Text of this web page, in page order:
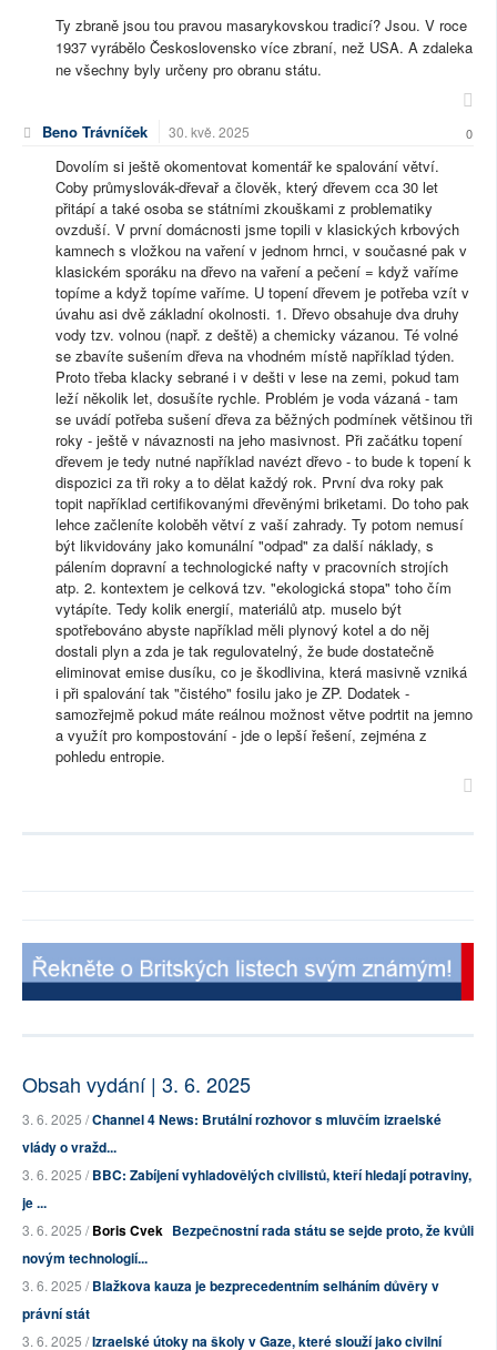
Ty zbraně jsou tou pravou masarykovskou tradicí? Jsou. V roce
1937 vyrábělo Československo více zbraní, než USA. A zdaleka
ne všechny byly určeny pro obranu státu.
Beno Trávníček 30. kvě. 2025 0
Dovolím si ještě okomentovat komentář ke spalování větví.
Coby průmyslovák-dřevař a člověk, který dřevem cca 30 let
přitápí a také osoba se státními zkouškami z problematiky
ovzduší. V první domácnosti jsme topili v klasických krbových
kamnech s vložkou na vaření v jednom hrnci, v současné pak v
klasickém sporáku na dřevo na vaření a pečení = když vaříme
topíme a když topíme vaříme. U topení dřevem je potřeba vzít v
úvahu asi dvě základní okolnosti. 1. Dřevo obsahuje dva druhy
vody tzv. volnou (např. z deště) a chemicky vázanou. Té volné
se zbavíte sušením dřeva na vhodném místě například týden.
Proto třeba klacky sebrané i v dešti v lese na zemi, pokud tam
leží několik let, dosušíte rychle. Problém je voda vázaná - tam
se uvádí potřeba sušení dřeva za běžných podmínek většinou tři
roky - ještě v návaznosti na jeho masivnost. Při začátku topení
dřevem je tedy nutné například navézt dřevo - to bude k topení k
dispozici za tři roky a to dělat každý rok. První dva roky pak
topit například certifikovanými dřevěnými briketami. Do toho pak
lehce začleníte koloběh větví z vaší zahrady. Ty potom nemusí
být likvidovány jako komunální "odpad" za další náklady, s
pálením dopravní a technologické nafty v pracovních strojích
atp. 2. kontextem je celková tzv. "ekologická stopa" toho čím
vytápíte. Tedy kolik energií, materiálů atp. muselo být
spotřebováno abyste například měli plynový kotel a do něj
dostali plyn a zda je tak regulovatelný, že bude dostatečně
eliminovat emise dusíku, co je škodlivina, která masivně vzniká
i při spalování tak "čistého" fosilu jako je ZP. Dodatek -
samozřejmě pokud máte reálnou možnost větve podrtit na jemno
a využít pro kompostování - jde o lepší řešení, zejména z
pohledu entropie.
Obsah vydání | 3. 6. 2025
3. 6. 2025 /Channel 4 News: Brutální rozhovor s mluvčím izraelské
vlády o vražd...
3. 6. 2025 /BBC: Zabíjení vyhladovělých civilistů, kteří hledají potraviny,
je ...
3. 6. 2025 /Boris Cvek Bezpečnostní rada státu se sejde proto, že kvůli
novým technologií...
3. 6. 2025 /Blažkova kauza je bezprecedentním selháním důvěry v
právní stát
3. 6. 2025 /Izraelské útoky na školy v Gaze, které slouží jako civilní